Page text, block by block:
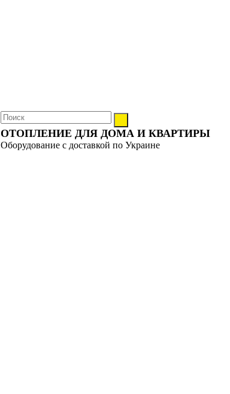
ОТОПЛЕНИЕ ДЛЯ ДОМА И КВАРТИРЫ
Оборудование с доставкой по Украине